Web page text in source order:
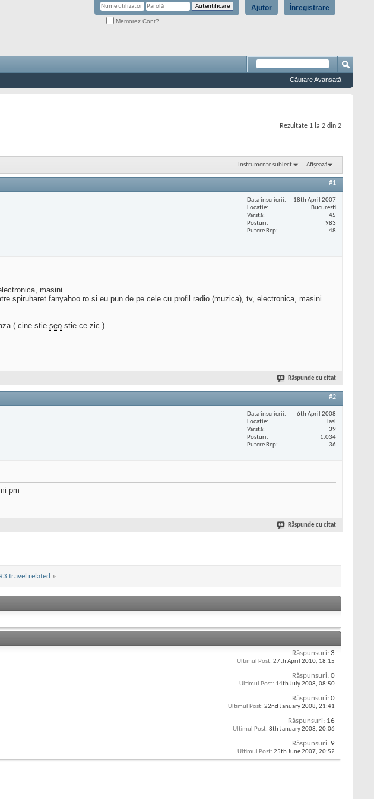
Înregistrare
Ajutor
Memorez Cont?
Căutare Avansată
Rezultate 1 la 2 din 2
Instrumente subiect Afișează
#1
Data înscrierii
18th April 2007
Locaţie
Bucuresti
Vârstă
45
Posturi
983
Putere Rep
48
masini.
spiruharet.fanyahoo.ro si eu pun de pe cele cu profil radio (muzica), tv, electronica, masini
( cine stie seo stie ce zic ).
Răspunde cu citat
#2
Data înscrierii
6th April 2008
Locaţie
iasi
Vârstă
39
Posturi
1.034
Putere Rep
36
pm
Răspunde cu citat
travel related »
Răspunsuri: 3
Ultimul Post: 27th April 2010, 18:15
Răspunsuri: 0
Ultimul Post: 14th July 2008, 08:50
Răspunsuri: 0
Ultimul Post: 22nd January 2008, 21:41
Răspunsuri: 16
Ultimul Post: 8th January 2008, 20:06
Răspunsuri: 9
Ultimul Post: 25th June 2007, 20:52